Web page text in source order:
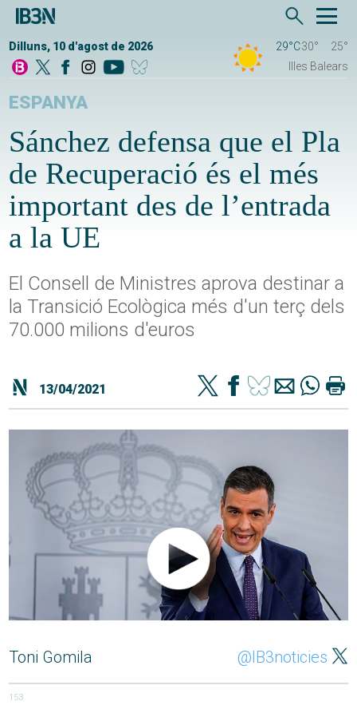
Dilluns, 10 d'agost de 2026 29°C30°
25°
Illes Balears
ESPANYA
Sánchez defensa que el Pla
de Recuperació és el més
important des de l’entrada
a la UE
El Consell de Ministres aprova destinar a
la Transició Ecològica més d'un terç dels
70.000 milions d'euros
13/04/2021
Toni Gomila @IB3noticies
153